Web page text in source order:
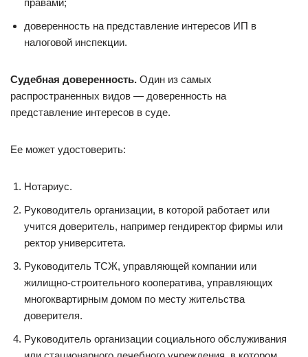
доверенность на представление интересов ИП в
налоговой инспекции.
Судебная доверенность. Один из самых
распространенных видов — доверенность на
представление интересов в суде.
Ее может удостоверить:
Нотариус.
Руководитель организации, в которой работает или
учится доверитель, например гендиректор фирмы или
ректор университета.
Руководитель ТСЖ, управляющей компании или
жилищно-строительного кооператива, управляющих
многоквартирным домом по месту жительства
доверителя.
Руководитель организации социального обслуживания